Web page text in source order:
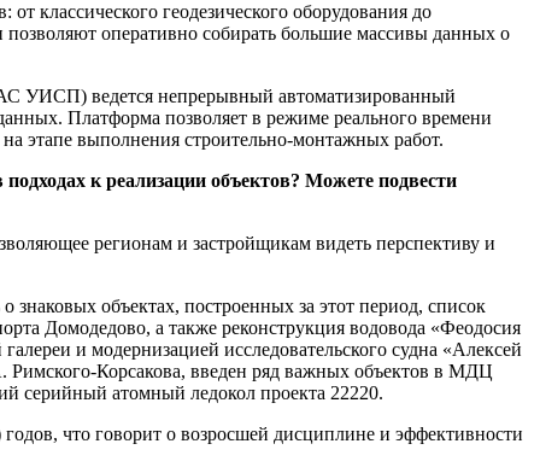
классического геодезического оборудования до
оперативно собирать большие массивы данных о
УИСП) ведется непрерывный автоматизированный
Платформа позволяет в режиме реального времени
этапе выполнения строительно-монтажных работ.
к реализации объектов? Можете подвести
регионам и застройщикам видеть перспективу и
знаковых объектах, построенных за этот период, список
Домодедово, а также реконструкция водовода «Феодосия
и модернизацией исследовательского судна «Алексей
Римского-Корсакова, введен ряд важных объектов в МДЦ
серийный атомный ледокол проекта 22220.
что говорит о возросшей дисциплине и эффективности